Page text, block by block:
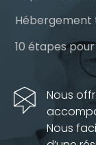
Hébergement
Nous
Nous